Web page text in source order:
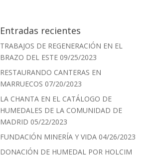
Entradas recientes
TRABAJOS DE REGENERACIÓN EN EL
BRAZO DEL ESTE 09/25/2023
RESTAURANDO CANTERAS EN
MARRUECOS 07/20/2023
LA CHANTA EN EL CATÁLOGO DE
HUMEDALES DE LA COMUNIDAD DE
MADRID 05/22/2023
FUNDACIÓN MINERÍA Y VIDA 04/26/2023
DONACIÓN DE HUMEDAL POR HOLCIM